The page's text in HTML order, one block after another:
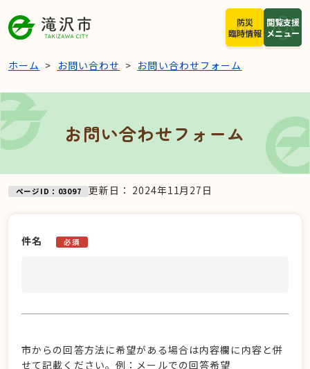
閲覧支援
メニュー
防災
臨時情報
ホーム お問い合わせ お問い合わせフォーム
お問い合わせフォーム
ページID：03097 更新日： 2024年11月27日
件名 必須
市からの回答方法に希望がある場合は内容欄に内容と併
せて記載ください。例：メールでの回答希望